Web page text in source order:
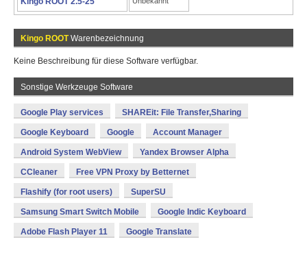
Kingo ROOTWarenbezeichnung
Keine Beschreibung für diese Software verfügbar.
Sonstige Werkzeuge Software
Google Play services SHAREit: File Transfer,Sharing
Google Keyboard Google Account Manager
Android System WebView Yandex Browser Alpha
CCleaner Free VPN Proxy by Betternet
Flashify (for root users) SuperSU
Samsung Smart Switch Mobile Google Indic Keyboard
Adobe Flash Player 11 Google Translate